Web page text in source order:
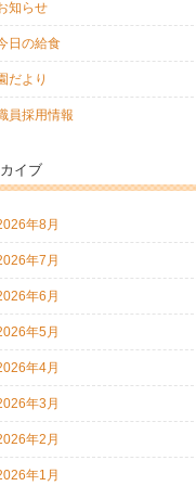
知らせ
日の給食
だより
員採用情報
イブ
年8月
年7月
年6月
年5月
年4月
年3月
年2月
年1月